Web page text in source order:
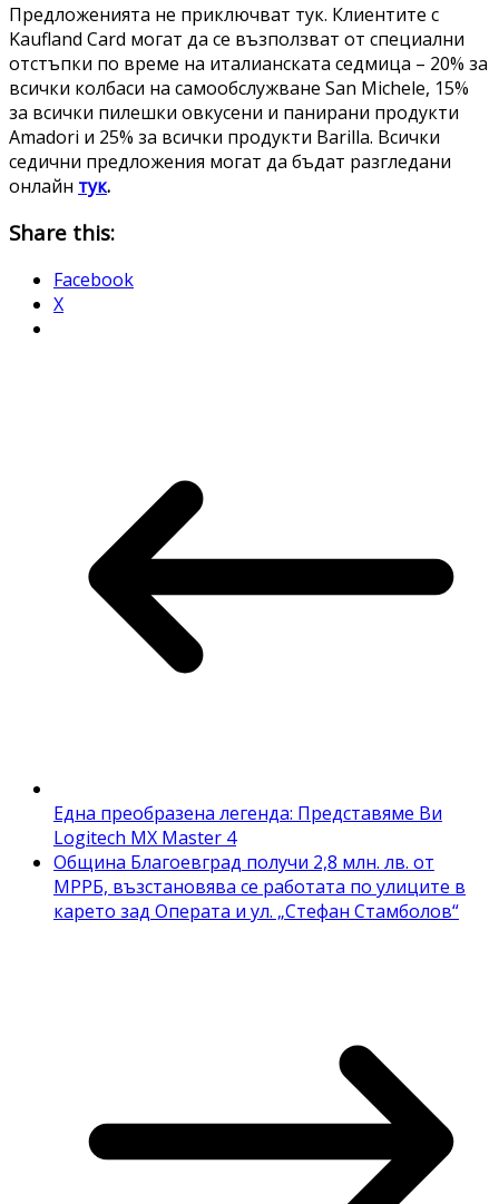
Предложенията не приключват тук. Клиентите с
Kaufland Card могат да се възползват от специални
отстъпки по време на италианската седмица – 20% за
всички колбаси на самообслужване San Michele, 15%
за всички пилешки овкусени и панирани продукти
Amadori и 25% за всички продукти Barilla. Всички
седични предложения могат да бъдат разгледани
онлайн тук.
Share this:
Facebook
X
Една преобразена легенда: Представяме Ви
Logitech MX Master 4
Община Благоевград получи 2,8 млн. лв. от
МРРБ, възстановява се работата по улиците в
карето зад Операта и ул. „Стефан Стамболов“